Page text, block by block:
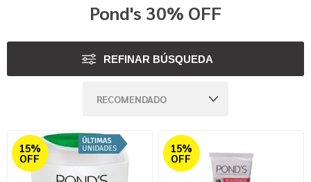
Pond's 30% OFF
REFINAR BÚSQUEDA
15%
OFF
15%
OFF